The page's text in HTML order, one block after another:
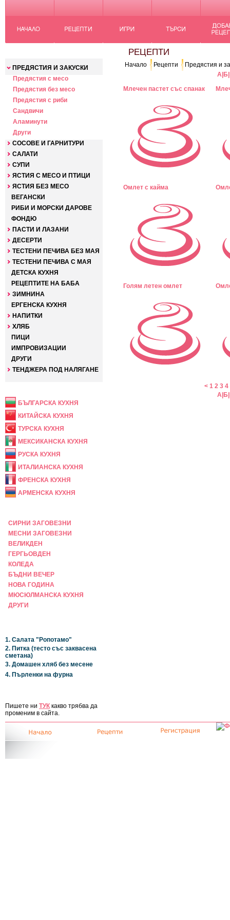
ПРЕДЯСТИЯ И ЗАКУСКИ
Предястия с месо
Предястия без месо
Предястия с риби
Сандвичи
Аламинути
Други
СОСОВЕ И ГАРНИТУРИ
САЛАТИ
СУПИ
ЯСТИЯ С МЕСО И ПТИЦИ
ЯСТИЯ БЕЗ МЕСО
ВЕГАНСКИ
РИБИ И МОРСКИ ДАРОВЕ
ФОНДЮ
ПАСТИ И ЛАЗАНИ
ДЕСЕРТИ
ТЕСТЕНИ ПЕЧИВА БЕЗ МАЯ
ТЕСТЕНИ ПЕЧИВА С МАЯ
ДЕТСКА КУХНЯ
РЕЦЕПТИТЕ НА БАБА
ЗИМНИНА
ЕРГЕНСКА КУХНЯ
НАПИТКИ
ХЛЯБ
ПИЦИ
ИМПРОВИЗАЦИИ
ДРУГИ
ТЕНДЖЕРА ПОД НАЛЯГАНЕ
БЪЛГАРСКА КУХНЯ
КИТАЙСКА КУХНЯ
ТУРСКА КУХНЯ
МЕКСИКАНСКА КУХНЯ
РУСКА КУХНЯ
ИТАЛИАНСКА КУХНЯ
ФРЕНСКА КУХНЯ
АРМЕНСКА КУХНЯ
СИРНИ ЗАГОВЕЗНИ
МЕСНИ ЗАГОВЕЗНИ
ВЕЛИКДЕН
ГЕРГЬОВДЕН
КОЛЕДА
БЪДНИ ВЕЧЕР
НОВА ГОДИНА
МЮСЮЛМАНСКА КУХНЯ
ДРУГИ
1. Салата "Ропотамо"
2. Питка (тесто със заквасена
сметана)
3. Домашен хляб без месене
4. Пърленки на фурна
Пишете ни ТУК какво трябва да
променим в сайта.
РЕЦЕПТИ
Начало Рецепти
Предястия и
А Б
Млечен пастет със спанак
Омлет с кайма
Голям летен омлет
< 1 2 3 4
А Б